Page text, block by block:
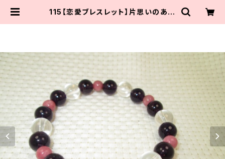
115【恋愛ブレスレット】片思いのあな